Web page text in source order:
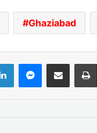
Ghaziabad
LinkedInMessenger
Share via Email